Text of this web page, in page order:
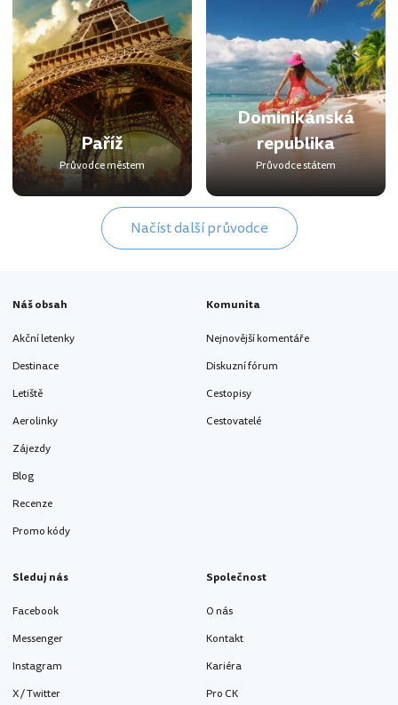
Paříž
Průvodce městem
Dominikánská
republika
Průvodce státem
Načíst další průvodce
Náš obsah
Akční letenky
Destinace
Letiště
Aerolinky
Zájezdy
Blog
Recenze
Promo kódy
Komunita
Nejnovější komentáře
Diskuzní fórum
Cestopisy
Cestovatelé
Sleduj nás
Facebook
Messenger
Instagram
X / Twitter
Společnost
O nás
Kontakt
Kariéra
Pro CK